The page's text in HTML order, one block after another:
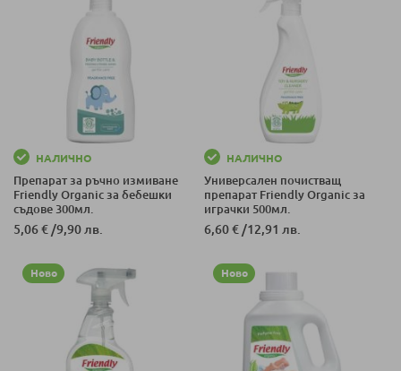
НАЛИЧНО
Препарат за ръчно измиване
Friendly Organic за бебешки
съдове 300мл.
5,06 € /9,90 лв.
НАЛИЧНО
Универсален почистващ
препарат Friendly Organic за
играчки 500мл.
6,60 € /12,91 лв.
Ново Ново